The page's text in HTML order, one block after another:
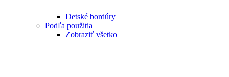
Detské bordúry
Podľa použitia
Zobraziť všetko